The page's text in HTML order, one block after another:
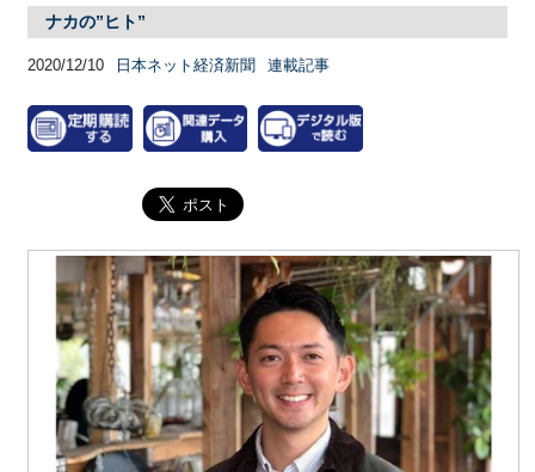
ナカの”ヒト”
2020/12/10 日本ネット経済新聞 連載記事